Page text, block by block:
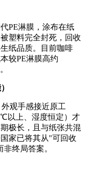
PE淋膜，涂布在纸
塑料完全封死，回收
纸品质。目前咖啡
较PE淋膜高约
观手感接近原工
以上、湿度恒定）才
极长，且与纸张共混
家已将其从"可回收
终局答案。